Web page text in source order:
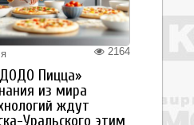
2164
Пицца»
из мира
ждут
Уральского этим